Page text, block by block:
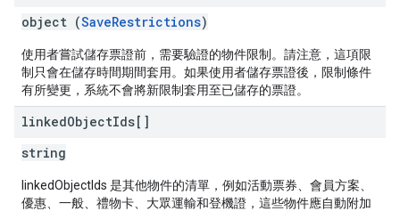
object (SaveRestrictions)
使用者嘗試儲存票證前，需要驗證的物件限制。請注意，這項限
制只會在儲存時間期間套用。如果使用者儲存票證後，限制條件
有所變更，系統不會將新限制套用至已儲存的票證。
linkedObjectIds[]
string
linkedObjectIds 是其他物件的清單，例如活動票券、會員方案、
優惠、一般、禮物卡、大眾運輸和登機證，這些物件應自動附加